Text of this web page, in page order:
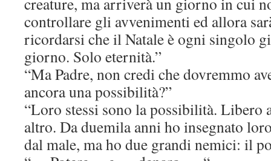
controllare gli avvenimenti ed allora
ricordarsi che il Natale è ogni singolo
giorno. Solo eternità.”
“Ma Padre, non credi che dovremmo
ancora una possibilità?”
“Loro stessi sono la possibilità. Libero
altro. Da duemila anni ho insegnato
dal male, ma ho due grandi nemici: il